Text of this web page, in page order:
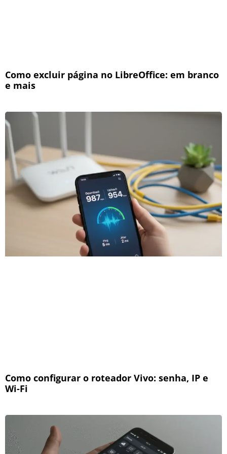
Como excluir página no LibreOffice: em branco
e mais
Como configurar o roteador Vivo: senha, IP e
Wi-Fi